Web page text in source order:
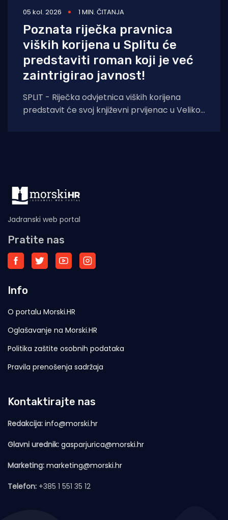
05 kol. 2026 1 MIN. ČITANJA
Poznata riječka pravnica
viških korijena u Splitu će
predstaviti roman koji je već
zaintrigirao javnost!
SPLIT - Riječka odvjetnica viških korijena
predstavit će svoj književni prvijenac u Velikoj
Jadranski web portal
Pratite nas
Info
O portalu Morski.HR
Oglašavanje na Morski.HR
Politika zaštite osobnih podataka
Pravila prenošenja sadržaja
Kontaktirajte nas
Redakcija: info@morski.hr
Glavni urednik: gasparjurica@morski.hr
Marketing: marketing@morski.hr
Telefon: +385 1 551 35 12